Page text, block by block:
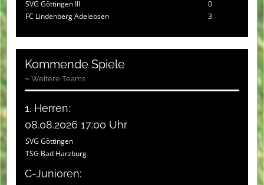
SVG Göttingen III
0
FC Lindenberg Adelebsen
3
Kommende Spiele
Weitere Teams
1. Herren:
08.08.2026 17:00 Uhr
SVG Göttingen
TSG Bad Harzburg
C-Junioren: